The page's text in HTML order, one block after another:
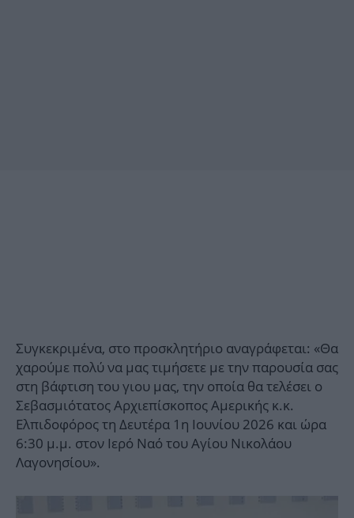
Συγκεκριμένα, στο προσκλητήριο αναγράφεται: «Θα
χαρούμε πολύ να μας τιμήσετε με την παρουσία σας
στη βάφτιση του γιου μας, την οποία θα τελέσει ο
Σεβασμιότατος Αρχιεπίσκοπος Αμερικής κ.κ.
Ελπιδοφόρος τη Δευτέρα 1η Ιουνίου 2026 και ώρα
6:30 μ.μ. στον Ιερό Ναό του Αγίου Νικολάου
Λαγονησίου».